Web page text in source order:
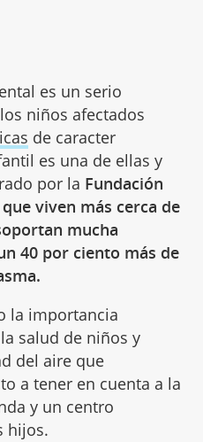
es un serio
niños afectados
de caracter
es una de ellas y
por la Fundación
viven más cerca de
mucha
40 por ciento más de
la importancia
salud de niños y
del aire que
a tener en cuenta a la
y un centro
hijos.